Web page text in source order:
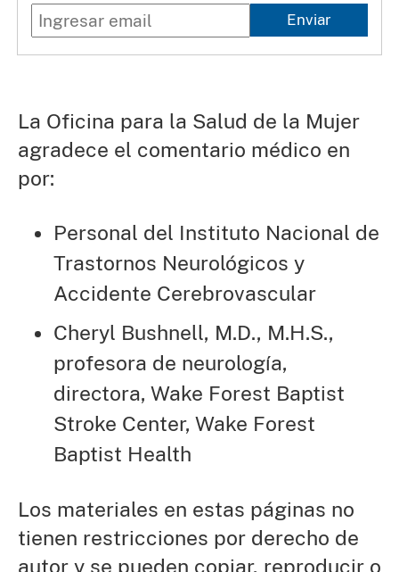
Enviar
La Oficina para la Salud de la Mujer
agradece el comentario médico en
por:
Personal del Instituto Nacional de
Trastornos Neurológicos y
Accidente Cerebrovascular
Cheryl Bushnell, M.D., M.H.S.,
profesora de neurología,
directora, Wake Forest Baptist
Stroke Center, Wake Forest
Baptist Health
Los materiales en estas páginas no
tienen restricciones por derecho de
autor y se pueden copiar, reproducir o